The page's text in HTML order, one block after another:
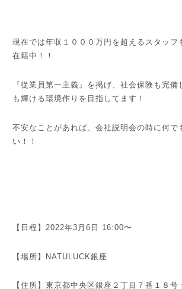
現在では年収１０００万円を超えるスタッフ
在籍中！！
『従業員第一主義』を掲げ、社会保険も完備
も輝ける環境作りを目指してます！
不安なことがあれば、会社説明会の時に何で
い！！
【日程】2022年3月6日 16:00〜
【場所】NATULUCK銀座
【住所】東京都中央区銀座２丁目７番１８